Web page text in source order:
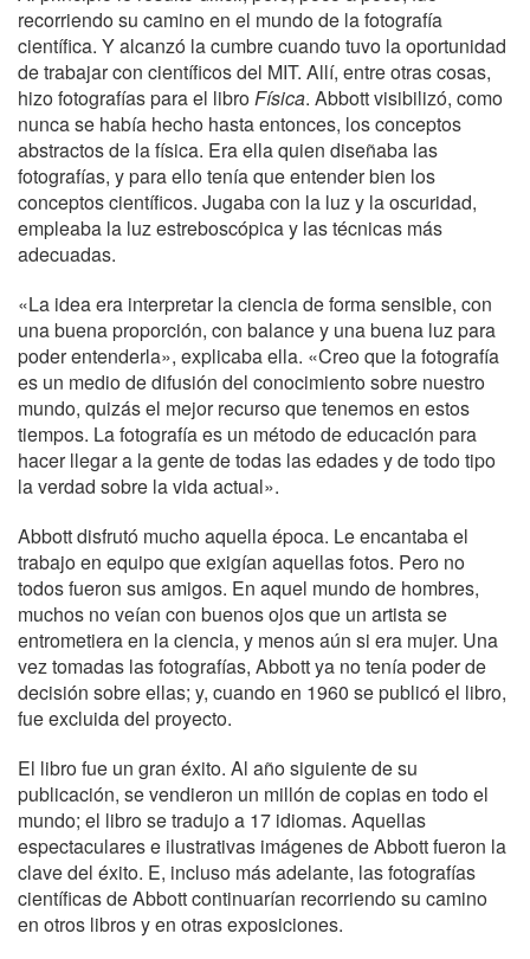
recorriendo su camino en el mundo de la fotografía
científica. Y alcanzó la cumbre cuando tuvo la oportunidad
de trabajar con científicos del MIT. Allí, entre otras cosas,
hizo fotografías para el libroFísica. Abbott visibilizó, como
nunca se había hecho hasta entonces, los conceptos
abstractos de la física. Era ella quien diseñaba las
fotografías, y para ello tenía que entender bien los
conceptos científicos. Jugaba con la luz y la oscuridad,
empleaba la luz estreboscópica y las técnicas más
adecuadas.
«La idea era interpretar la ciencia de forma sensible, con
una buena proporción, con balance y una buena luz para
poder entenderla», explicaba ella. «Creo que la fotografía
es un medio de difusión del conocimiento sobre nuestro
mundo, quizás el mejor recurso que tenemos en estos
tiempos. La fotografía es un método de educación para
hacer llegar a la gente de todas las edades y de todo tipo
la verdad sobre la vida actual».
Abbott disfrutó mucho aquella época. Le encantaba el
trabajo en equipo que exigían aquellas fotos. Pero no
todos fueron sus amigos. En aquel mundo de hombres,
muchos no veían con buenos ojos que un artista se
entrometiera en la ciencia, y menos aún si era mujer. Una
vez tomadas las fotografías, Abbott ya no tenía poder de
decisión sobre ellas; y, cuando en 1960 se publicó el libro,
fue excluida del proyecto.
El libro fue un gran éxito. Al año siguiente de su
publicación, se vendieron un millón de copias en todo el
mundo; el libro se tradujo a 17 idiomas. Aquellas
espectaculares e ilustrativas imágenes de Abbott fueron la
clave del éxito. E, incluso más adelante, las fotografías
científicas de Abbott continuarían recorriendo su camino
en otros libros y en otras exposiciones.